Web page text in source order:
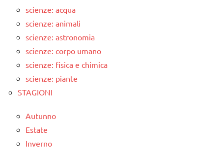
scienze: acqua
scienze: animali
scienze: astronomia
scienze: corpo umano
scienze: fisica e chimica
scienze: piante
STAGIONI
Autunno
Estate
Inverno